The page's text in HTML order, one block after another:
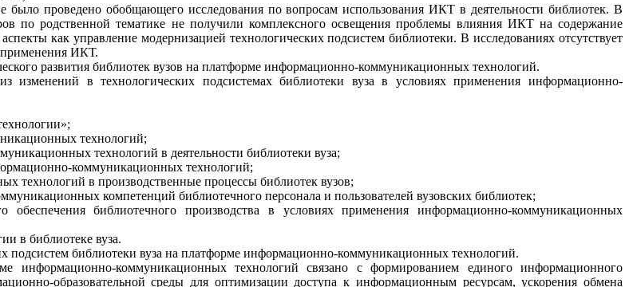
проведено обобщающего исследования по вопросам использования ИКТ в деятельности библиотек. В
по родственной тематике не получили комплексного освещения проблемы влияния ИКТ на содержание
как управление модернизацией технологических подсистем библиотеки. В исследованиях отсутствует
применения ИКТ.
развития библиотек вузов на платформе информационно-коммуникационных технологий.
изменений втехнологических подсистемах библиотеки вуза в условиях применения информационно-
технологий;
технологий в деятельности библиотеки вуза;
коммуникационных технологий;
технологий в производственные процессы библиотек вузов;
компетенций библиотечного персонала и пользователей вузовских библиотек;
обеспечения библиотечного производства в условиях применения информационно-коммуникационных
в библиотеке вуза.
подсистем библиотеки вуза на платформе информационно-коммуникационных технологий.
информационно-коммуникационных технологий связано с
формированием единого информационного
образовательной среды для оптимизации доступа к информационным ресурсам, ускорения обмена